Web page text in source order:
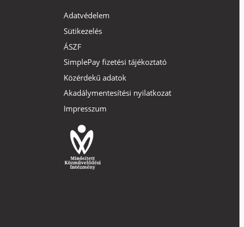
Adatvédelem
Sütikezelés
ÁSZF
SimplePay fizetési tájékoztató
Közérdekű adatok
Akadálymentesítési nyilatkozat
Impresszum